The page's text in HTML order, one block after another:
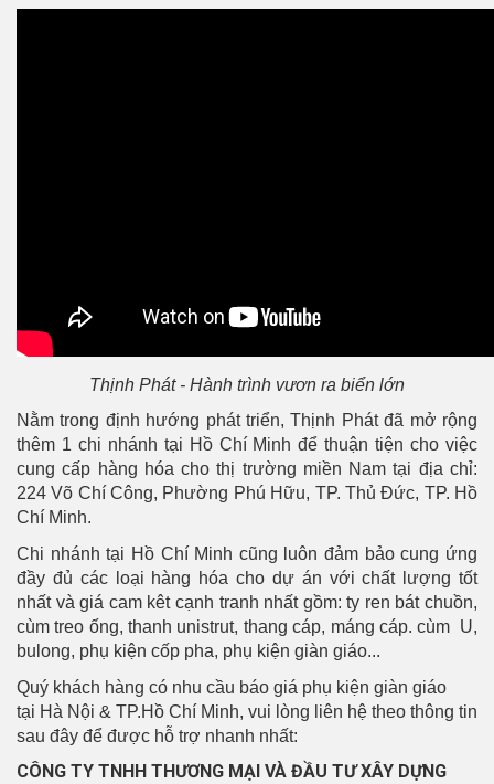
Thịnh Phát - Hành trình vươn ra biển lớn
Nằm trong định hướng phát triển, Thịnh Phát đã mở rộng
thêm 1 chi nhánh tại Hồ Chí Minh để thuận tiện cho việc
cung cấp hàng hóa cho thị trường miền Nam tại địa chỉ:
224 Võ Chí Công, Phường Phú Hữu, TP. Thủ Đức, TP. Hồ
Chí Minh.
Chi nhánh tại Hồ Chí Minh cũng luôn đảm bảo cung ứng
đầy đủ các loại hàng hóa cho dự án với chất lượng tốt
nhất và giá cam kêt cạnh tranh nhất gồm: ty ren bát chuồn,
cùm treo ống, thanh unistrut, thang cáp, máng cáp. cùm U,
bulong, phụ kiện cốp pha, phụ kiện giàn giáo...
Quý khách hàng có nhu cầu báo giá phụ kiện giàn giáo
tại Hà Nội & TP.Hồ Chí Minh, vui lòng liên hệ theo thông tin
sau đây để được hỗ trợ nhanh nhất:
CÔNG TY TNHH THƯƠNG MẠI VÀ ĐẦU TƯ XÂY DỰNG